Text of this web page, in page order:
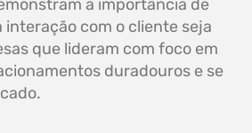
a importância de
com o cliente seja
que lideram com foco em
duradouros e se